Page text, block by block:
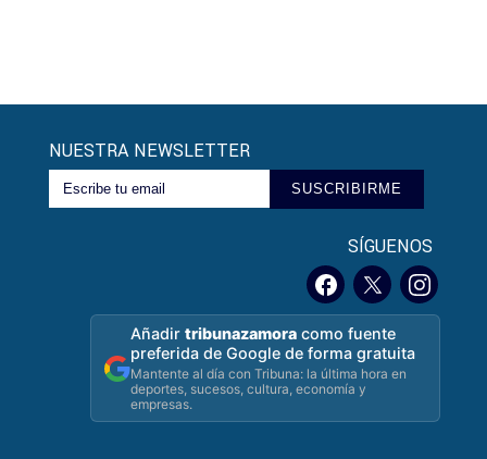
NUESTRA NEWSLETTER
SUSCRIBIRME
SÍGUENOS
Añadirtribunazamora como fuente
preferida de Google de forma gratuita
Mantente al día con Tribuna: la última hora en
deportes, sucesos, cultura, economía y
empresas.